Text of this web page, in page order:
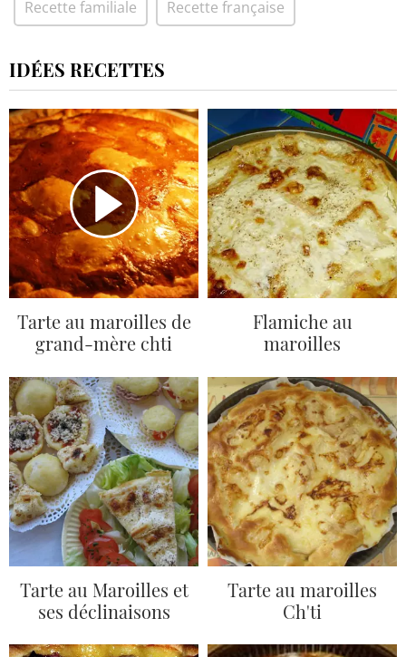
Recette familiale Recette française
IDÉES RECETTES
Tarte au maroilles de
grand-mère chti
Flamiche au
maroilles
Tarte au Maroilles et
ses déclinaisons
Tarte au maroilles
Ch'ti